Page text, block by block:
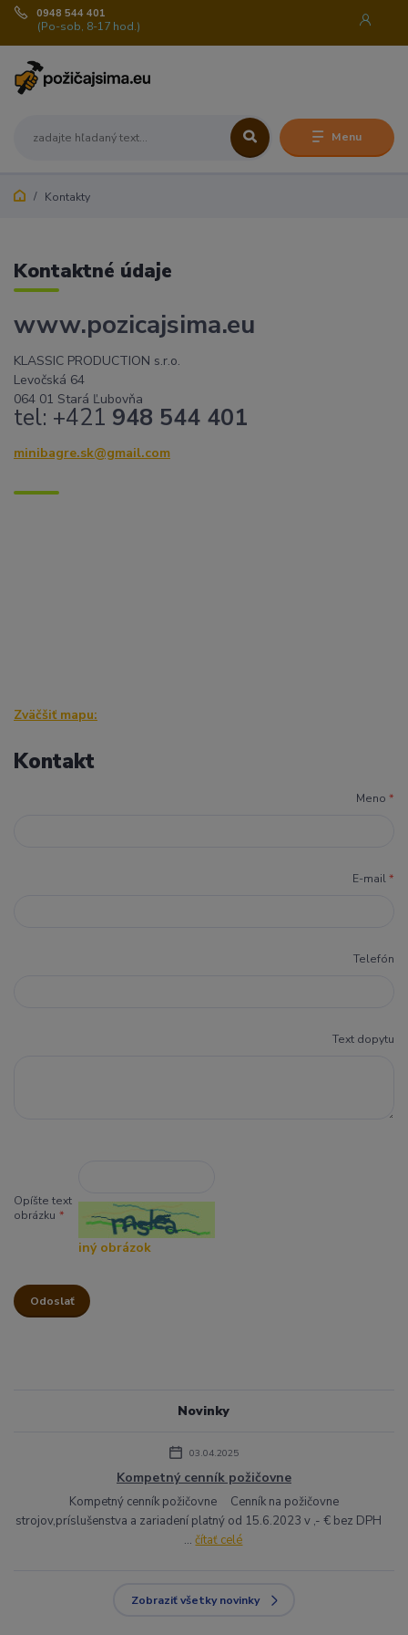
Menu
0948 544 401
(Po-sob, 8-17 hod.)
Kontakty
Novinky
03.04.2025
Kompetný cenník požičovne
Kompetný cenník požičovne Cenník na požičovne
strojov,príslušenstva a zariadení platný od 15.6.2023 v ,- € bez DPH
...čítať celé
Zobraziť všetky novinky
Kontaktné údaje
www.pozicajsima.eu
KLASSIC PRODUCTION s.r.o.
Levočská 64
064 01 Stará Ľubovňa
tel: +421 948 544 401
minibagre.sk@gmail.com
Zväčšiť mapu:
Kontakt
Meno *
E-mail*
Telefón
Text dopytu
Opíšte text
obrázku *
iný obrázok